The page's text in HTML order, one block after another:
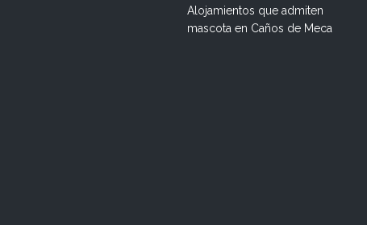
Alojamientos que admiten
mascota en Caños de Meca